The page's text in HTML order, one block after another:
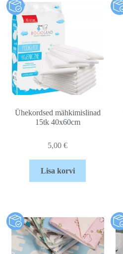
Ühekordsed mähkimislinad
15tk 40x60cm
5,00€
Lisa korvi